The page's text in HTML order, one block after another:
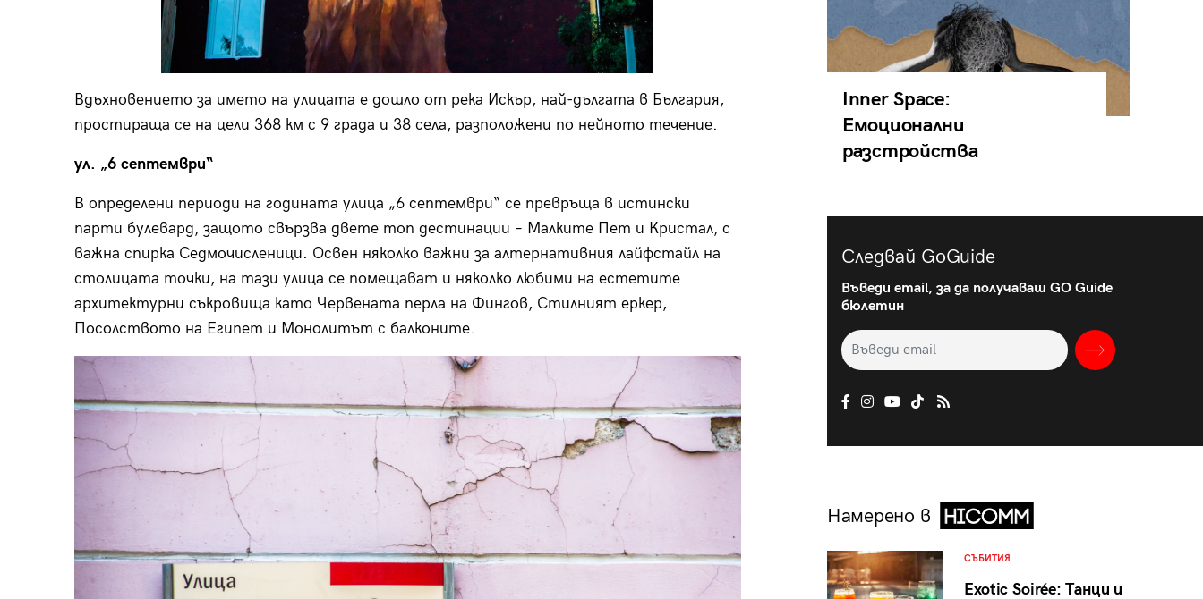
Вдъхновението за името на улицата е дошло от река Искър, най-дългата в България,
простираща се на цели 368 км с 9 града и 38 села, разположени по нейното течение.
ул. „6 септември“
В определени периоди на годината улица „6 септември“ се превръща в истински
парти булевард, защото свързва двете топ дестинации – Малките Пет и Кристал, с
важна спирка Седмочисленици. Освен няколко важни за алтернативния лайфстайл на
столицата точки, на тази улица се помещават и няколко любими на естетите
архитектурни съкровища като Червената перла на Фингов, Стилният еркер,
Посолството на Египет и Монолитът с балконите.
Inner Space:
Емоционални
разстройства
Следвай GoGuide
Въведи email, за да получаваш GO Guide
бюлетин
Намерено в
СЪБИТИЯ
Exotic Soirée: Танци и